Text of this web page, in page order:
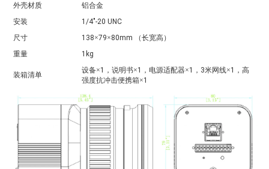
外壳材质
铝合金
安装
1/4"-20 UNC
尺寸
138×79×80mm
（长宽高）
重量
1kg
装箱清单
设备×1 ，说明书×1 ，电源适配器×1 ， 3米网线×1 ，高
强度抗冲击便携箱×1